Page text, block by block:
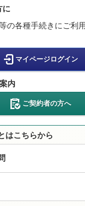
に
の各種手続きにご利
マイページログイン
内
ご契約者の方へ
はこちらから